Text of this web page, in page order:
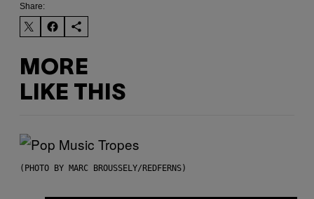
Share:
MORE
LIKE THIS
(PHOTO BY MARC BROUSSELY/REDFERNS)